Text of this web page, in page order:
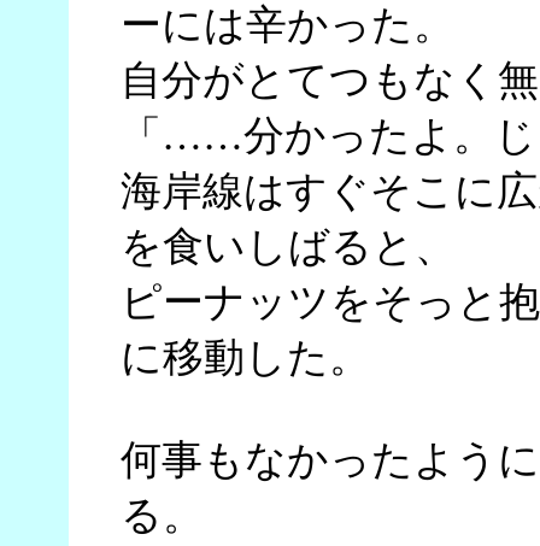
ーには辛かった。
自分がとてつもなく
「……分かったよ。
海岸線はすぐそこに
を食いしばると、
ピーナッツをそっと
に移動した。
何事もなかったよう
る。